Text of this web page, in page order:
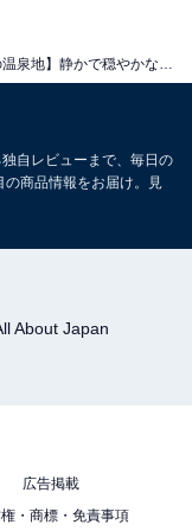
30
3日前までの事前
あります
自レビューまで、毎日の
の商品情報をお届け。見
About Japan
広告掲載
・商標・免責事項